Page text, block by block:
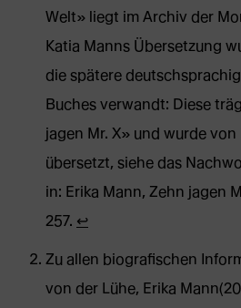
Welt» liegt im Archiv der
Katia Manns Übersetzung
die spätere
Buches verwandt: Diese
jagen Mr. X» und wurde
übersetzt, siehe das
in: Erika Mann, Zehn jagen
257. ↩︎
Zu allen biografischen
von der Lühe, Erika